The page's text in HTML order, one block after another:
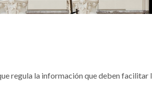
regula la información que deben facilitar